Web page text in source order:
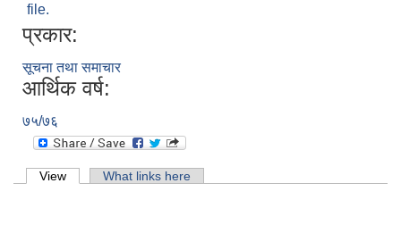
file.
प्रकार:
सूचना तथा समाचार
आर्थिक वर्ष:
७५/७६
Primary tabs
View (active tab)What links here